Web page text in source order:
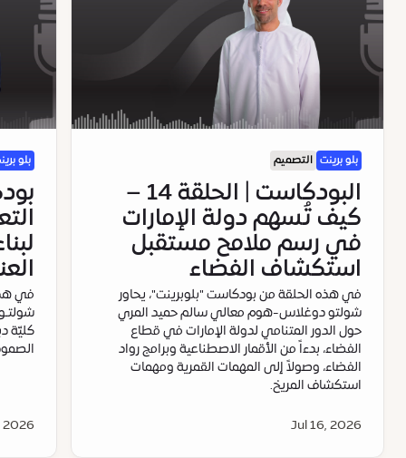
بلو برينت التصميم
البودكاست | الحلقة 14 –
كيف تُسهم دولة الإمارات
في رسم ملامح مستقبل
استكشاف الفضاء
في هذه الحلقة من بودكاست "بلوبرينت"، يحاور
شولتو دوغلاس-هوم معالي سالم حميد المري
حول الدور المتنامي لدولة الإمارات في قطاع
الفضاء، بدءاً من الأقمار الاصطناعية وبرامج رواد
الفضاء، وصولاً إلى المهمات القمرية ومهمات
استكشاف المريخ.
Jul 16, 2026
بلو
في
كليّة
2026